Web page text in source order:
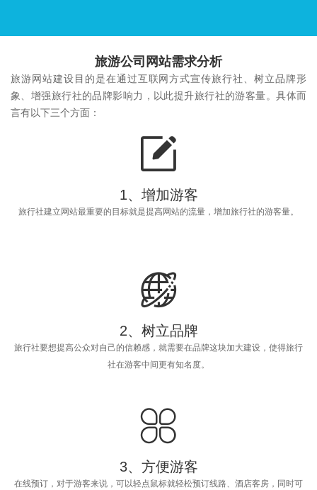
占领手机上网的新客户市场。
旅游公司网站需求分析
旅游网站建设目的是在通过互联网方式宣传旅行社、树立品牌形
象、增强旅行社的品牌影响力，以此提升旅行社的游客量。具体而
言有以下三个方面：

1、增加游客
旅行社建立网站最重要的目标就是提高网站的流量，增加旅行社的游客量。

2、树立品牌
旅行社要想提高公众对自己的信赖感，就需要在品牌这块加大建设，使得旅行
社在游客中间更有知名度。

3、方便游客
在线预订，对于游客来说，可以轻点鼠标就轻松预订线路、酒店客房，同时可